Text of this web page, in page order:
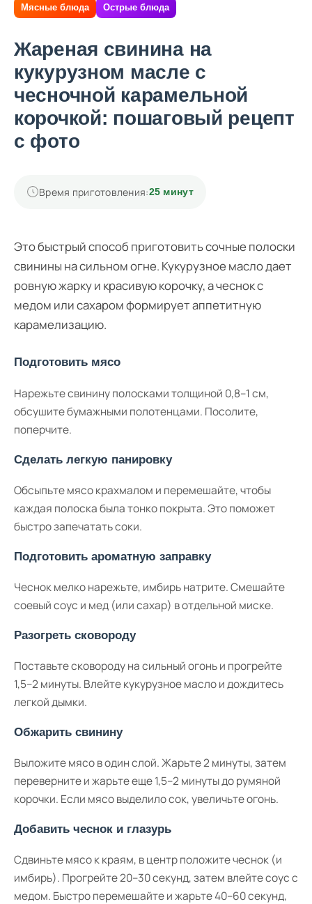
Мясные блюда
Острые блюда
Жареная свинина на
кукурузном масле с
чесночной карамельной
корочкой: пошаговый рецепт
с фото
Время приготовления:25 минут
Это быстрый способ приготовить сочные полоски
свинины на сильном огне. Кукурузное масло дает
ровную жарку и красивую корочку, а чеснок с
медом или сахаром формирует аппетитную
карамелизацию.
Подготовить мясо
Нарежьте свинину полосками толщиной 0,8–1 см,
обсушите бумажными полотенцами. Посолите,
поперчите.
Сделать легкую панировку
Обсыпьте мясо крахмалом и перемешайте, чтобы
каждая полоска была тонко покрыта. Это поможет
быстро запечатать соки.
Подготовить ароматную заправку
Чеснок мелко нарежьте, имбирь натрите. Смешайте
соевый соус и мед (или сахар) в отдельной миске.
Разогреть сковороду
Поставьте сковороду на сильный огонь и прогрейте
1,5–2 минуты. Влейте кукурузное масло и дождитесь
легкой дымки.
Обжарить свинину
Выложите мясо в один слой. Жарьте 2 минуты, затем
переверните и жарьте еще 1,5–2 минуты до румяной
корочки. Если мясо выделило сок, увеличьте огонь.
Добавить чеснок и глазурь
Сдвиньте мясо к краям, в центр положите чеснок (и
имбирь). Прогрейте 20–30 секунд, затем влейте соус с
медом. Быстро перемешайте и жарьте 40–60 секунд,